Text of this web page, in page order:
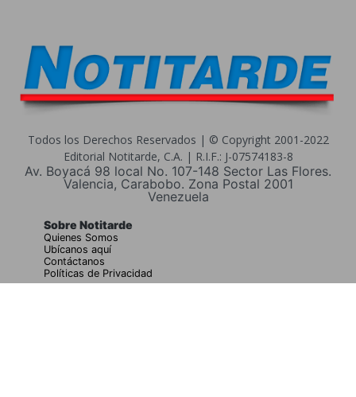
Todos los Derechos Reservados | © Copyright 2001-2022
Editorial Notitarde, C.A. | R.I.F.: J-07574183-8
Av. Boyacá 98 local No. 107-148 Sector Las Flores.
Valencia, Carabobo. Zona Postal 2001
Venezuela
Sobre Notitarde
Quienes Somos
Ubícanos aquí
Contáctanos
Políticas de Privacidad